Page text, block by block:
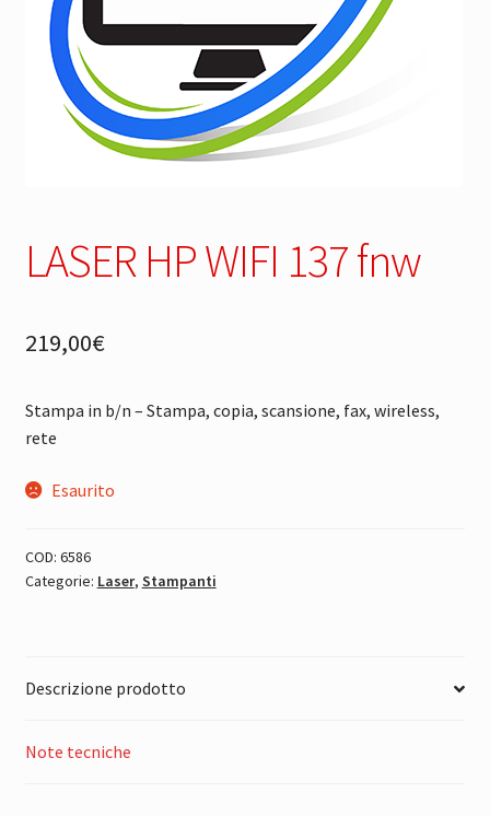
LASER HP WIFI 137 fnw
219,00€
Stampa in b/n – Stampa, copia, scansione, fax, wireless,
rete
Esaurito
COD: 6586
Categorie: Laser, Stampanti
Descrizione prodotto
Note tecniche